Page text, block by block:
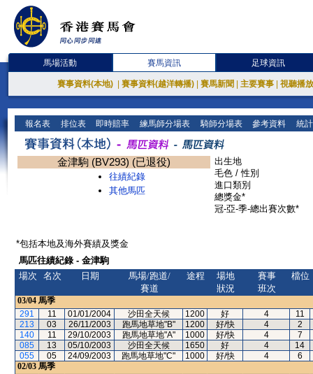
馬場活動 賽馬資訊 足球資訊
賽事資料(本地) 賽事資料(越洋轉播) 賽馬新聞 主要賽事 視聽播
報名表 排位表 即時賠率 練馬師分場表 騎師分場表 參考資料 統
金津駒 (BV293) (已退役)
往績紀錄
其他馬匹
出生地
毛色 / 性別
進口類別
總獎金*
冠-亞-季-總出賽次數*
*包括本地及海外賽績及獎金
馬匹往績紀錄 - 金津駒
場次
名次 日期
馬場/跑道/
賽道
途程
場地
狀況
賽事
班次
檔位
03/04 馬季
291
11 01/01/2004 沙田全天候 1200 好 4
11
213
03 26/11/2003 跑馬地草地"B" 1200 好/快 4
2
140
11 29/10/2003 跑馬地草地"A" 1000 好/快 4
7
085
13 05/10/2003 沙田全天候 1650 好 4
14
055
05 24/09/2003 跑馬地草地"C" 1000 好/快 4
6
02/03 馬季